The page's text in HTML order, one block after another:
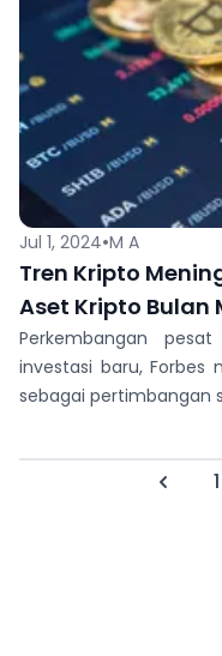
Jul 1, 2024•M A
Tren Kripto
Aset Kripto Bulan
Perkembangan
investasi baru, Forbes
sebagai pertimbangan
Previous1